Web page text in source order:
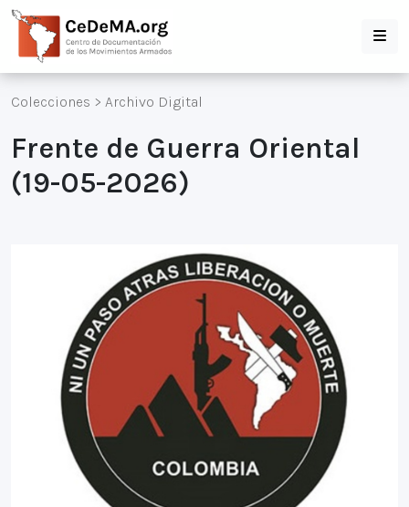
Colecciones > Archivo Digital
Frente de Guerra Oriental
(19-05-2026)